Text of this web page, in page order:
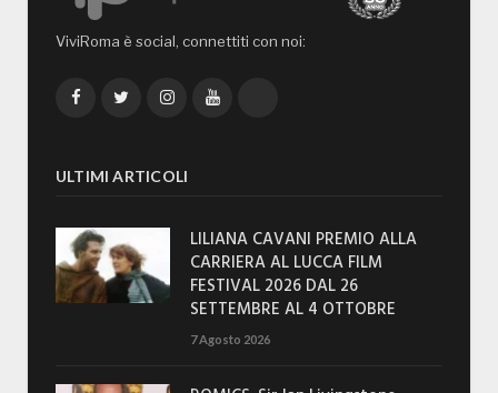
ViviRoma è social, connettiti con noi:
FacebookTwitterInstagramYouTube
ULTIMI ARTICOLI
LILIANA CAVANI PREMIO ALLA
CARRIERA AL LUCCA FILM
FESTIVAL 2026 DAL 26
SETTEMBRE AL 4 OTTOBRE
7 Agosto 2026